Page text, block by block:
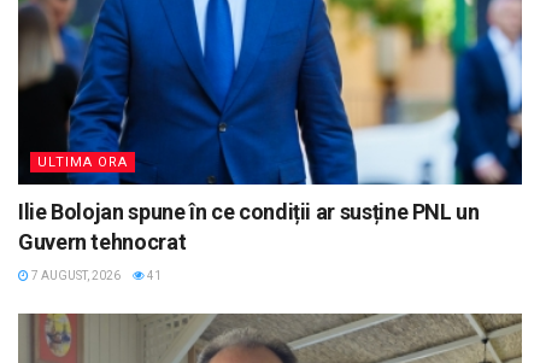
ULTIMA ORA
Ilie Bolojan spune în ce condiții ar susține PNL un
Guvern tehnocrat
7 AUGUST, 2026 41